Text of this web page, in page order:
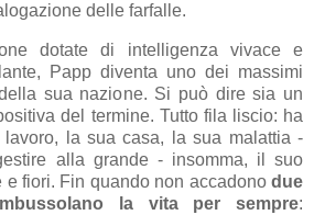
delle farfalle.
dotate di intelligenza vivace e
Papp diventa uno dei massimi
sua nazione. Si può dire sia un
del termine. Tutto fila liscio: ha
la sua casa, la sua malattia -
alla grande - insomma, il suo
e fiori. Fin quando non accadono due
la vita per sempre: